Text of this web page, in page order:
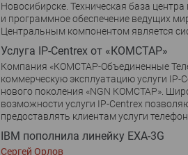
Новосибирске. Техническая база
и программное обеспечение ведущих
Центральным компонентом является
Услуга IP-Centrex от «КОМСТАР»
Компания «КОМСТАР-Объединенные
коммерческую эксплуатацию услуги IP-
нового поколения «NGN КОМСТАР».
возможности услуги IP-Centrex
предоставлять клиентам услуги
IBM пополнила линейку EXA-3G
Сергей Орлов